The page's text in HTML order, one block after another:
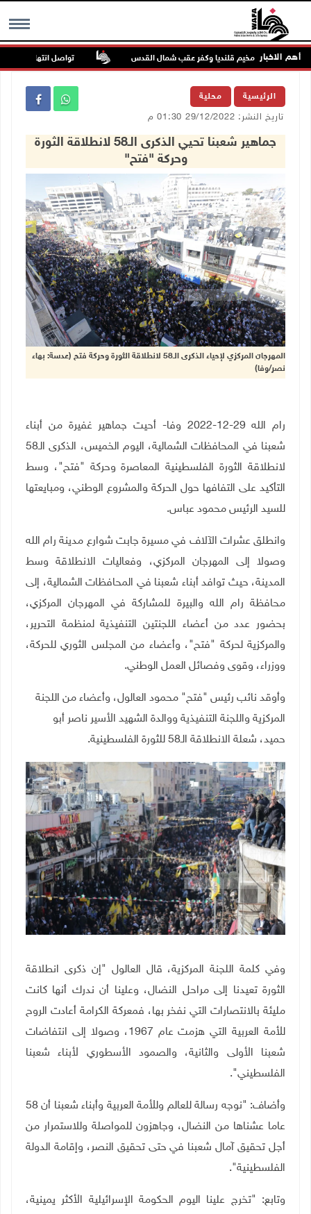
MENU أهم الاخبار تواصل انتهاكات الاحتلال
الرئيسية محلية
تاريخ النشر: 29/12/2022 01:30 م
جماهير شعبنا تحيي الذكرى الـ58 لانطلاقة الثورة
وحركة "فتح"
المهرجان المركزي لإحياء الذكرى الـ58 لانطلاقة الثورة وحركة فتح (عدسة: بهاء
نصر/وفا)
رام الله 29-12-2022 وفا- أحيت جماهير غفيرة من أبناء
شعبنا في المحافظات الشمالية، اليوم الخميس، الذكرى الـ58
لانطلاقة الثورة الفلسطينية المعاصرة وحركة "فتح"، وسط
التأكيد على التفافها حول الحركة والمشروع الوطني، ومبايعتها
للسيد الرئيس محمود عباس.
وانطلق عشرات الآلاف في مسيرة جابت شوارع مدينة رام الله
وصولا إلى المهرجان المركزي، وفعاليات الانطلاقة وسط
المدينة، حيث توافد أبناء شعبنا في المحافظات الشمالية، إلى
محافظة رام الله والبيرة للمشاركة في المهرجان المركزي،
بحضور عدد من أعضاء اللجنتين التنفيذية لمنظمة التحرير،
والمركزية لحركة "فتح"، وأعضاء من المجلس الثوري للحركة،
ووزراء، وقوى وفصائل العمل الوطني.
وأوقد نائب رئيس "فتح" محمود العالول، وأعضاء من اللجنة
المركزية واللجنة التنفيذية ووالدة الشهيد الأسير ناصر أبو
حميد، شعلة الانطلاقة الـ58 للثورة الفلسطينية.
وفي كلمة اللجنة المركزية، قال العالول "إن ذكرى انطلاقة
الثورة تعيدنا إلى مراحل النضال، وعلينا أن ندرك أنها كانت
مليئة بالانتصارات التي نفخر بها، فمعركة الكرامة أعادت الروح
للأمة العربية التي هزمت عام 1967، وصولا إلى انتفاضات
شعبنا الأولى والثانية، والصمود الأسطوري لأبناء شعبنا
الفلسطيني".
وأضاف: "نوجه رسالة للعالم وللأمة العربية وأبناء شعبنا أن 58
عاما عشناها من النضال، وجاهزون للمواصلة وللاستمرار من
أجل تحقيق آمال شعبنا في حتى تحقيق النصر، وإقامة الدولة
الفلسطينية".
وتابع: "تخرج علينا اليوم الحكومة الإسرائيلية الأكثر يمينية،